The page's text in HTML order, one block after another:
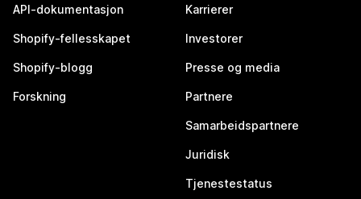
API-dokumentasjon
Shopify-fellesskapet
Shopify-blogg
Forskning
Karrierer
Investorer
Presse og media
Partnere
Samarbeidspartnere
Juridisk
Tjenestestatus